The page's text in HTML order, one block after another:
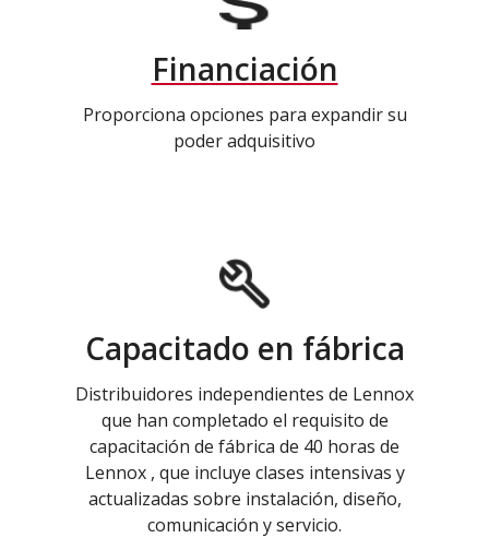
Financiación
Proporciona opciones para expandir su
poder adquisitivo
Capacitado en fábrica
Distribuidores independientes de Lennox
que han completado el requisito de
capacitación de fábrica de 40 horas de
Lennox , que incluye clases intensivas y
actualizadas sobre instalación, diseño,
comunicación y servicio.